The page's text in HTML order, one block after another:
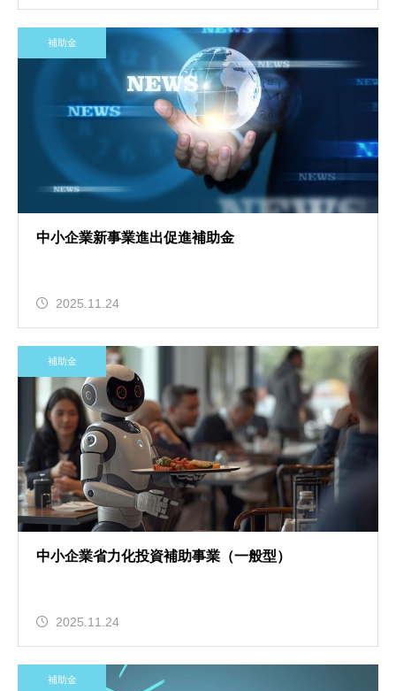
補助金
中小企業新事業進出促進補助金
2025.11.24
補助金
中小企業省力化投資補助事業（一般型）
2025.11.24
補助金